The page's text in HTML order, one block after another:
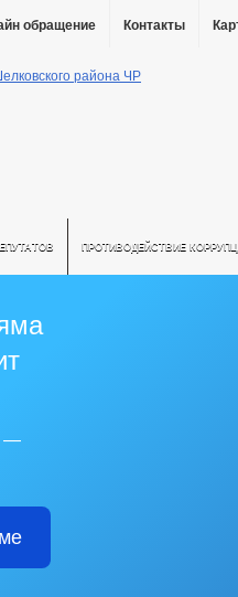
обращение Контакты
ПРОТИВОДЕЙСТВИЕ
—